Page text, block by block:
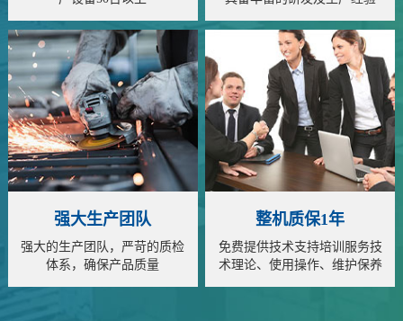
强大生产团队
强大的生产团队，严苛的质检
体系，确保产品质量
整机质保1年
免费提供技术支持培训服务技
术理论、使用操作、维护保养